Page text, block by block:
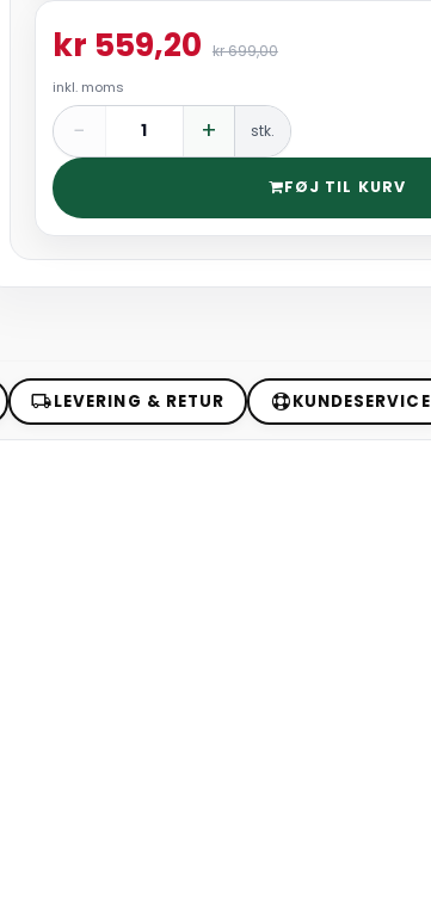
kr 559,20
kr 699,00
inkl. moms
− + stk.
FØJ TIL KURV
LEVERING & RETUR KUNDESERVICE